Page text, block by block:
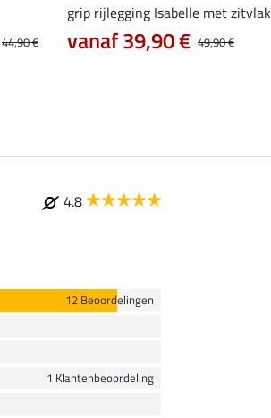
44,90 €
grip rijlegging Isabelle met zitvlak
49,90 €
vanaf 39,90 €
4.8
12 Beoordelingen
1 Klantenbeoordeling